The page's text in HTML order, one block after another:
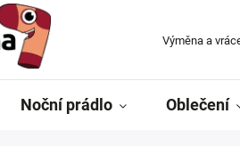
Výměna a
Noční prádlo Oblečení